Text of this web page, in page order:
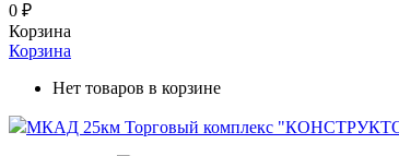
0 ₽
Корзина
Корзина
Нет товаров в корзине
МКАД 25км Торговый комплекс